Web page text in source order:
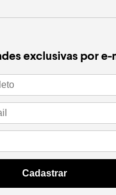
exclusivas por e-